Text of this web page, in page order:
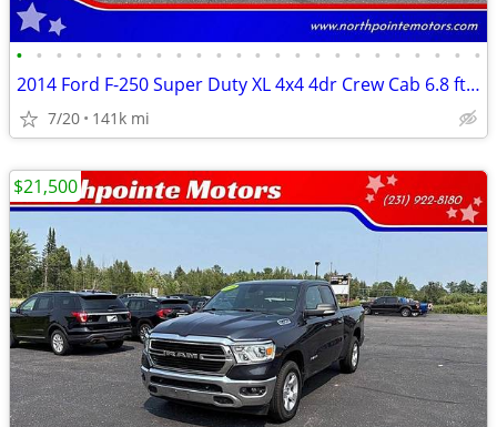
• • • • • • • • • • • • • • • • • • • • • • • •
2014 Ford F-250 Super Duty XL 4x4 4dr Crew Cab 6.8 ft. SB Pickup
7/20 141k mi
$21,500